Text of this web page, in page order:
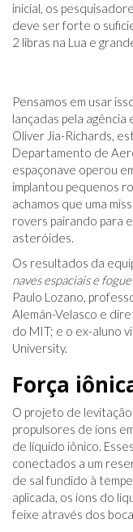
inicial, os
deve ser forte o
2 libras na Lua e
Pensamos em usar
lançadas pela agência
Oliver Jia-Richards,
Departamento de
espaçonave operou
implantou pequenos
achamos que uma
rovers pairando para
asteróides.
Os resultados da
naves espaciais e
Paulo Lozano,
Alemán-Velasco e
do MIT; e o ex-aluno
University.
Força
O projeto de
propulsores de íons
de líquido iônico.
conectados a um
de sal fundido à
aplicada, os íons do
feixe através dos